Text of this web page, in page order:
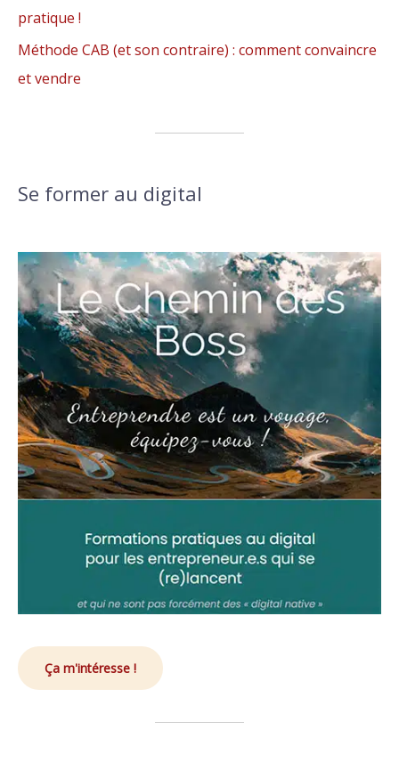
pratique !
Méthode CAB (et son contraire) : comment convaincre
et vendre
Se former au digital
Ça m'intéresse !